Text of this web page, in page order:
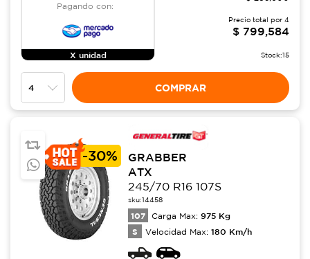
Pagando con:
X unidad
Precio total por 4
$ 799,584
Stock:15
COMPRAR
-30%
GRABBER
ATX
245/70 R16 107S
sku:14458
107 Carga Max: 975 Kg
S Velocidad Max: 180 Km/h